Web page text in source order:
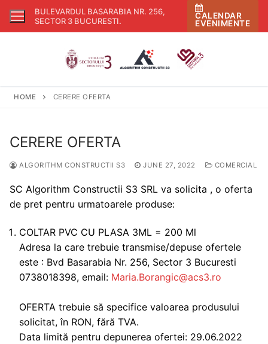
Skip
BULEVARDUL BASARABIA NR. 256,
SECTOR 3 BUCURESTI.
CALENDAR
EVENIMENTE
HOME CERERE OFERTA
CERERE OFERTA
ALGORITHM CONSTRUCTII S3 JUNE 27, 2022 COMERCIAL
SC Algorithm Constructii S3 SRL va solicita , o oferta
de pret pentru urmatoarele produse:
COLTAR PVC CU PLASA 3ML = 200 Ml
Adresa la care trebuie transmise/depuse ofertele
este : Bvd Basarabia Nr. 256, Sector 3 Bucuresti
0738018398, email: Maria.Borangic@acs3.ro
OFERTA trebuie să specifice valoarea produsului
solicitat, în RON, fără TVA.
Data limită pentru depunerea ofertei: 29.06.2022